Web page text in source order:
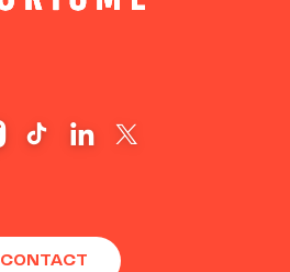
CONTACT